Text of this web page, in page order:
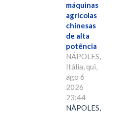
máquinas
agrícolas
chinesas
de alta
potência
NÁPOLES,
Itália, qui,
ago 6
2026
23:44
NÁPOLES,